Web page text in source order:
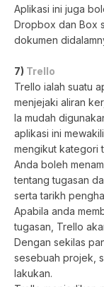
Aplikasi ini juga
Dropbox dan Box
dokumen
7) Trello
Trello ialah suatu
menjejaki aliran
Ia mudah
aplikasi ini
mengikut kategori
Anda boleh
tentang tugasan
serta tarikh
Apabila anda
tugasan, Trello
Dengan sekilas
sesebuah projek,
lakukan.